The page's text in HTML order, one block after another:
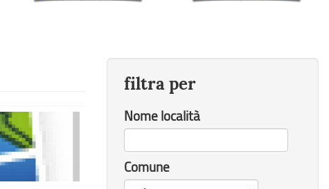
filtra per
Nome località
Comune